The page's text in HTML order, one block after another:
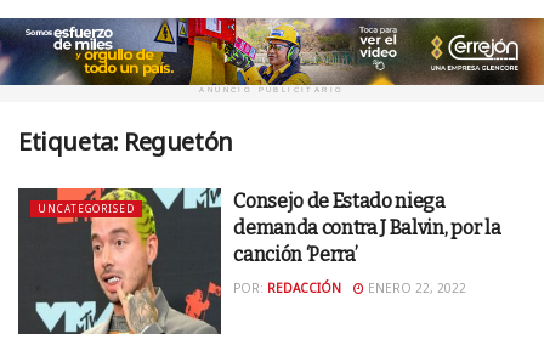
ANUNCIO PUBLICITARIO
Etiqueta: Reguetón
UNCATEGORISED
Consejo de Estado niega
demanda contra J Balvin, por la
canción ‘Perra’
POR: REDACCIÓN ENERO 22, 2022